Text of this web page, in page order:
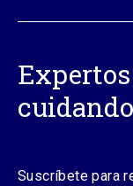
Suscríbete para